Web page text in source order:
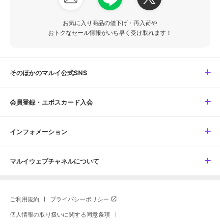
お気に入り商品の値下げ・再入荷や
おトクなセール情報がいち早く受け取れます！
そのほかのマルイ公式SNS
会員登録・エポスカード入会
インフォメーション
マルイウェブチャネルについて
ご利用規約 プライバシーポリシー
個人情報の取り扱いに関する同意条項